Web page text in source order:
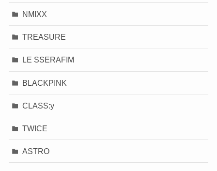
NMIXX
TREASURE
LE SSERAFIM
BLACKPINK
CLASS:y
TWICE
ASTRO